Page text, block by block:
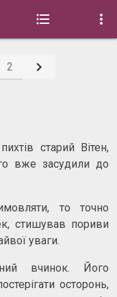
 
2 
старий Вітен,
вже засудили до
то точно
стишував пориви
уваги.
вчинок. Його
осторонь,